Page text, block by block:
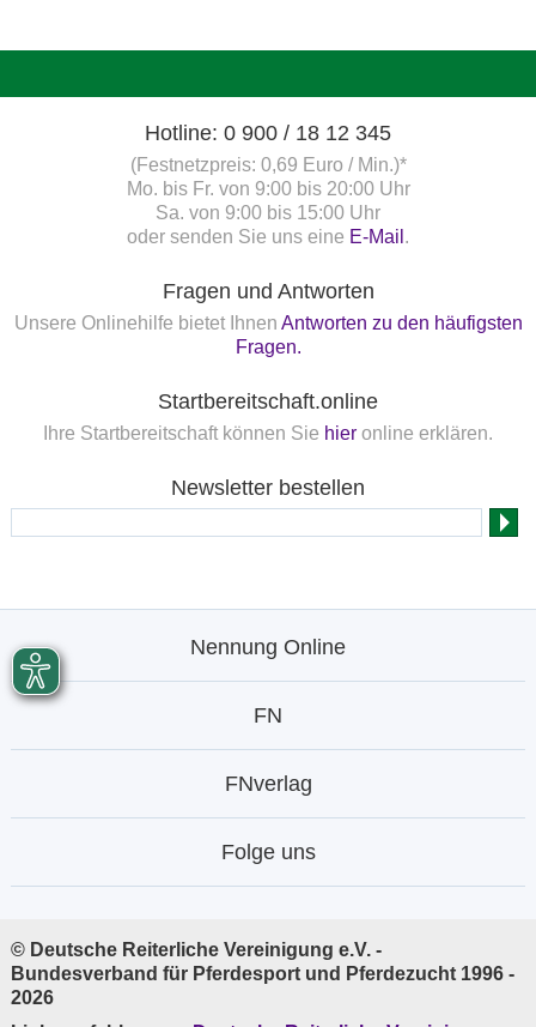
Hotline: 0 900 / 18 12 345
(Festnetzpreis: 0,69 Euro / Min.)*
Mo. bis Fr. von 9:00 bis 20:00 Uhr
Sa. von 9:00 bis 15:00 Uhr
oder senden Sie uns eine E-Mail .
Fragen und Antworten
Unsere Onlinehilfe bietet Ihnen Antworten zu den häufigsten
Fragen.
Startbereitschaft.online
Ihre Startbereitschaft können Sie hier online erklären.
Newsletter bestellen
Nennung Online
FN
FNverlag
Folge uns
© Deutsche Reiterliche Vereinigung e.V. -
Bundesverband für Pferdesport und Pferdezucht 1996 -
2026